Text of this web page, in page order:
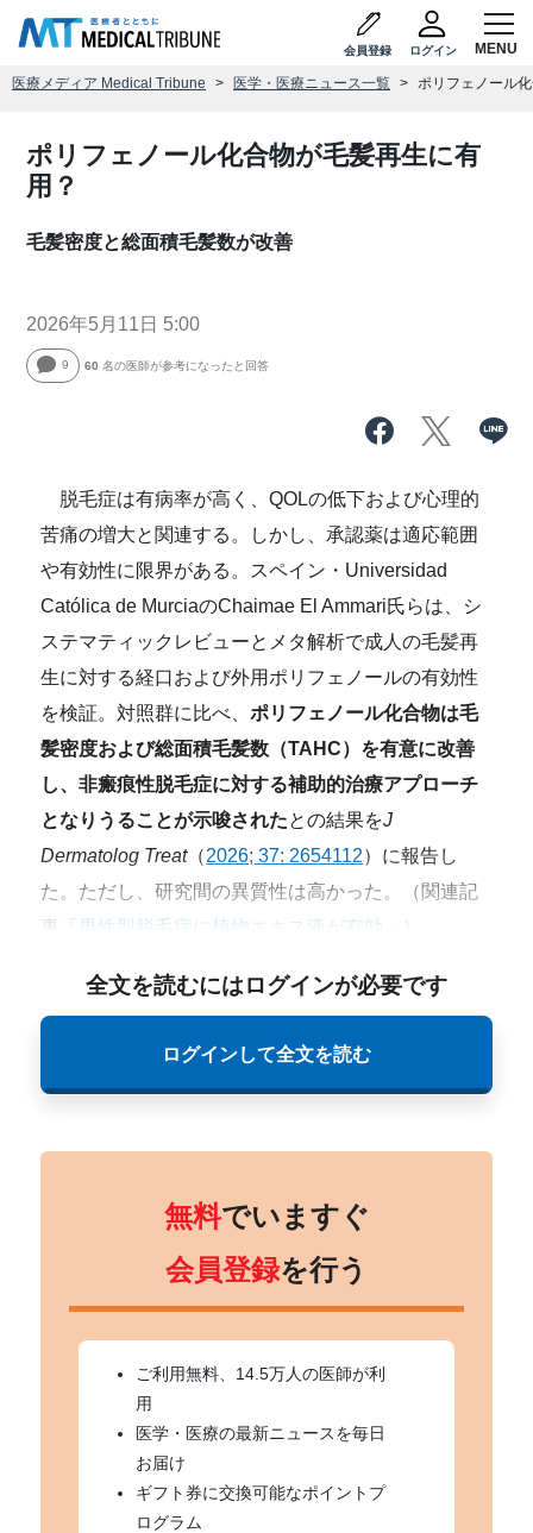
会員登録 ログイン
医療メディア Medical Tribune 医学・医療ニュース一覧 ポリフェノール
ポリフェノール化合物が毛髪再生に有
用？
毛髪密度と総面積毛髪数が改善
2026年5月11日 5:00
9 60 名の医師が参考になったと回答
脱毛症は有病率が高く、QOLの低下および心理的
苦痛の増大と関連する。しかし、承認薬は適応範囲
や有効性に限界がある。スペイン・Universidad
Católica de MurciaのChaimae El Ammari氏らは、シ
ステマティックレビューとメタ解析で成人の毛髪再
生に対する経口および外用ポリフェノールの有効性
を検証。対照群に比べ、ポリフェノール化合物は毛
髪密度および総面積毛髪数（TAHC）を有意に改善
し、非瘢痕性脱毛症に対する補助的治療アプローチ
となりうることが示唆されたとの結果をJ
Dermatolog Treat（2026; 37: 2654112）に報告し
た。ただし、研究間の異質性は高かった。（関連記
事「
男性型脱毛症に植物エキス液が有効
全文を読むにはログインが必要です
ログインして全文を読む
無料でいますぐ
会員登録を行う
ご利用無料、14.5万人の医師が利
用
医学・医療の最新ニュースを毎日
お届け
ギフト券に交換可能なポイントプ
ログラム